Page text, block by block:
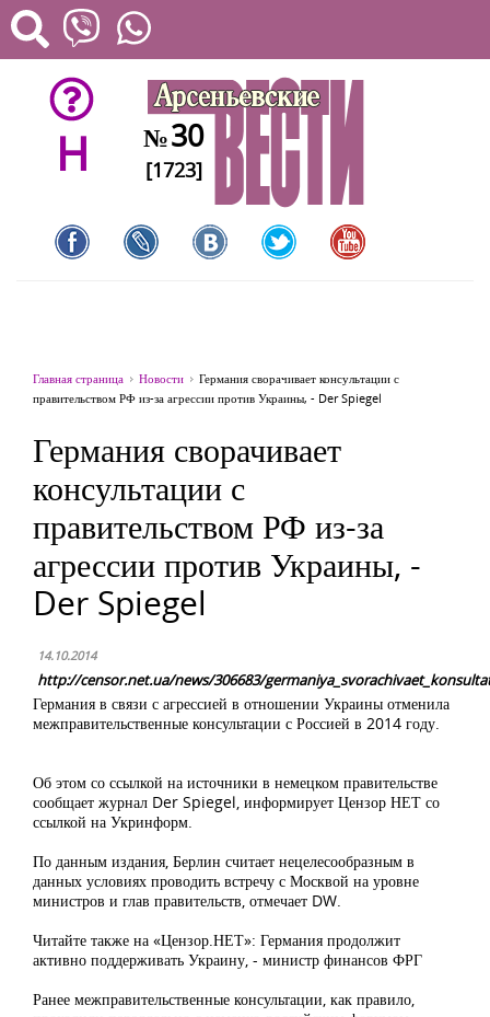
H №30
[1723]
Главная страница Новости
Германия сворачивает консультации с
правительством РФ из-за агрессии против Украины, - Der Spiegel
Германия сворачивает
консультации с
правительством РФ из-за
агрессии против Украины, -
Der Spiegel
14.10.2014
http://censor.net.ua/news/306683/
Германия в связи с агрессией в отношении Украины отменила
межправительственные консультации с Россией в 2014 году.
Об этом со ссылкой на источники в немецком правительстве
сообщает журнал Der Spiegel, информирует Цензор НЕТ со
ссылкой на Укринформ.
По данным издания, Берлин считает нецелесообразным в
данных условиях проводить встречу с Москвой на уровне
министров и глав правительств, отмечает DW.
Читайте также на «Цензор.НЕТ»: Германия продолжит
активно поддерживать Украину, - министр финансов ФРГ
Ранее межправительственные консультации, как правило,